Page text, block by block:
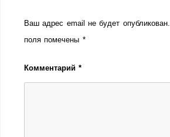
Ваш адрес email не будет опубликован.
поля помечены *
Комментарий*